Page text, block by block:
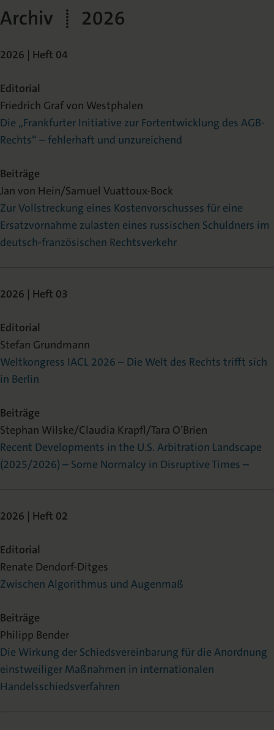
Archiv | 2026
2026 | Heft 04
Editorial
Friedrich Graf von Westphalen
Die „Frankfurter Initiative zur Fortentwicklung des AGB-
Rechts“ – fehlerhaft und unzureichend
Beiträge
Jan von Hein/Samuel Vuattoux-Bock
Zur Vollstreckung eines Kostenvorschusses für eine
Ersatzvornahme zulasten eines russischen Schuldners im
deutsch-französischen Rechtsverkehr
2026 | Heft 03
Editorial
Stefan Grundmann
Weltkongress IACL 2026 – Die Welt des Rechts trifft sich
in Berlin
Beiträge
Stephan Wilske/Claudia Krapfl/Tara O’Brien
Recent Developments in the U.S. Arbitration Landscape
(2025/2026) – Some Normalcy in Disruptive Times –
2026 | Heft 02
Editorial
Renate Dendorf-Ditges
Zwischen Algorithmus und Augenmaß
Beiträge
Philipp Bender
Die Wirkung der Schiedsvereinbarung für die Anordnung
einstweiliger Maßnahmen in internationalen
Handelsschiedsverfahren